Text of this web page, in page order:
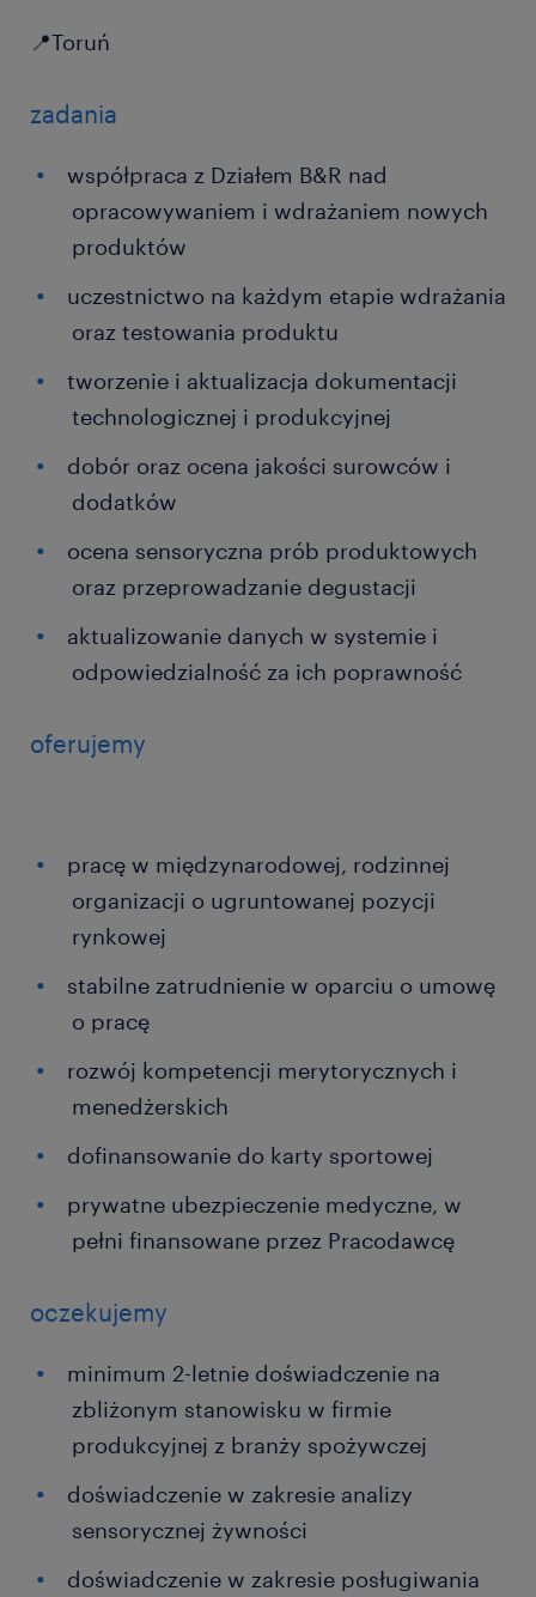
📍Toruń
zadania
współpraca z Działem B&R nad
opracowywaniem i wdrażaniem nowych
produktów
uczestnictwo na każdym etapie wdrażania
oraz testowania produktu
tworzenie i aktualizacja dokumentacji
technologicznej i produkcyjnej
dobór oraz ocena jakości surowców i
dodatków
ocena sensoryczna prób produktowych
oraz przeprowadzanie degustacji
aktualizowanie danych w systemie i
odpowiedzialność za ich poprawność
oferujemy
pracę w międzynarodowej, rodzinnej
organizacji o ugruntowanej pozycji
rynkowej
stabilne zatrudnienie w oparciu o umowę
o pracę
rozwój kompetencji merytorycznych i
menedżerskich
dofinansowanie do karty sportowej
prywatne ubezpieczenie medyczne, w
pełni finansowane przez Pracodawcę
oczekujemy
minimum 2-letnie doświadczenie na
zbliżonym stanowisku w firmie
produkcyjnej z branży spożywczej
doświadczenie w zakresie analizy
sensorycznej żywności
doświadczenie w zakresie posługiwania